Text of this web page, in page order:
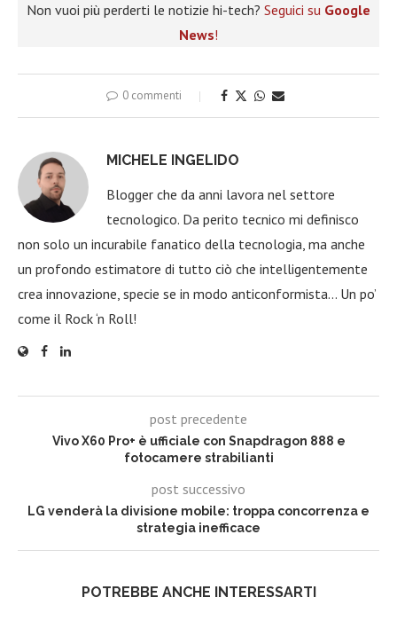
Non vuoi più perderti le notizie hi-tech? Seguici su Google
News!
0 commenti
MICHELE INGELIDO
Blogger che da anni lavora nel settore
tecnologico. Da perito tecnico mi definisco
non solo un incurabile fanatico della tecnologia, ma anche
un profondo estimatore di tutto ciò che intelligentemente
crea innovazione, specie se in modo anticonformista… Un po’
come il Rock ‘n Roll!
post precedente
Vivo X60 Pro+ è ufficiale con Snapdragon 888 e
fotocamere strabilianti
post successivo
LG venderà la divisione mobile: troppa concorrenza e
strategia inefficace
POTREBBE ANCHE INTERESSARTI